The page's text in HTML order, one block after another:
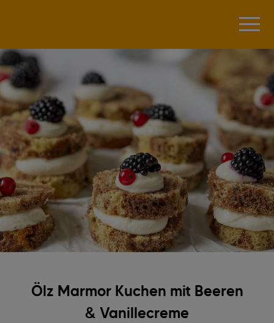
Ölz Marmor Kuchen mit Beeren
& Vanillecreme